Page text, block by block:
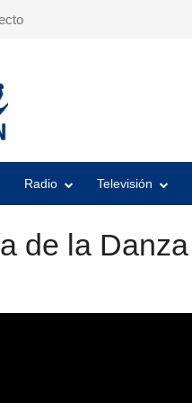
Radio Televisión
de la Danza